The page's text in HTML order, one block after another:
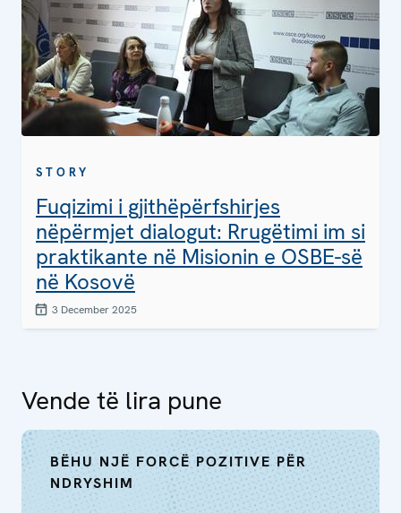
STORY
Fuqizimi i gjithëpërfshirjes
nëpërmjet dialogut: Rrugëtimi im si
praktikante në Misionin e OSBE-së
në Kosovë
3 December 2025
Vende të lira pune
BËHU NJË FORCË POZITIVE PËR
NDRYSHIM